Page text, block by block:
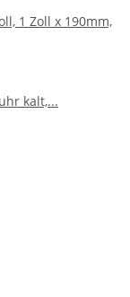
1 Zoll x 190mm,